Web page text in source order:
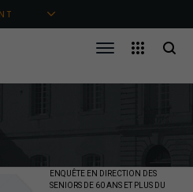
ENQUÊTE EN DIRECTION DES
SENIORS DE 60 ANS ET PLUS DU